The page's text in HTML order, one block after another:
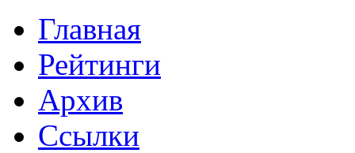
Главная
Рейтинги
Архив
Ссылки